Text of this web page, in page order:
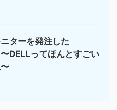
ターを発注した
ってほんとすごい